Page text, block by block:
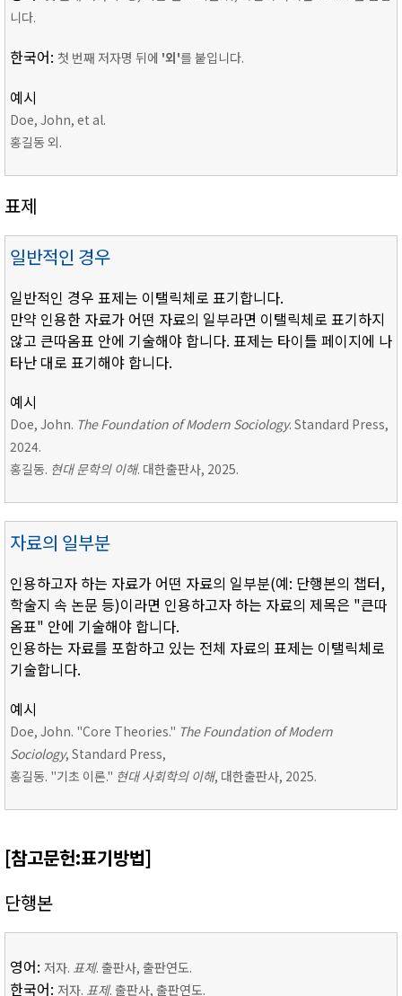
니다.
한국어: 첫 번째 저자명 뒤에 '외'를 붙입니다.
예시
Doe, John, et al.
홍길동 외.
표제
일반적인 경우
일반적인 경우 표제는 이탤릭체로 표기합니다.
만약 인용한 자료가 어떤 자료의 일부라면 이탤릭체로 표기하지
않고 큰따옴표 안에 기술해야 합니다. 표제는 타이틀 페이지에 나
타난 대로 표기해야 합니다.
예시
Doe, John. The Foundation of Modern Sociology. Standard Press,
2024.
홍길동. 현대 문학의 이해. 대한출판사, 2025.
자료의 일부분
인용하고자 하는 자료가 어떤 자료의 일부분(예: 단행본의 챕터,
학술지 속 논문 등)이라면 인용하고자 하는 자료의 제목은 "큰따
옴표" 안에 기술해야 합니다.
인용하는 자료를 포함하고 있는 전체 자료의 표제는 이탤릭체로
기술합니다.
예시
Doe, John. "Core Theories." The Foundation of Modern
Sociology, Standard Press,
홍길동. "기초 이론." 현대 사회학의 이해, 대한출판사, 2025.
[참고문헌:표기방법]
단행본
영어: 저자. 표제. 출판사, 출판연도.
한국어: 저자. 표제. 출판사, 출판연도.